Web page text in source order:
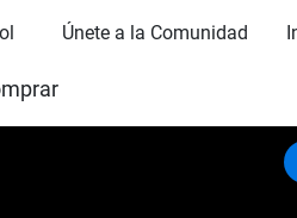
Únete a la Comunidad